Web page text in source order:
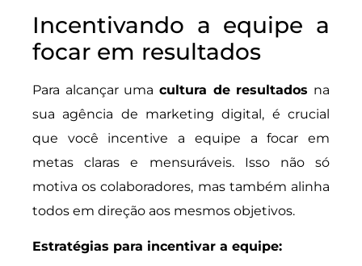
Incentivando a equipe a
focar em resultados
Para alcançar uma cultura de resultados na
sua agência de marketing digital, é crucial
que você incentive a equipe a focar em
metas claras e mensuráveis. Isso não só
motiva os colaboradores, mas também alinha
todos em direção aos mesmos objetivos.
Estratégias para incentivar a equipe: